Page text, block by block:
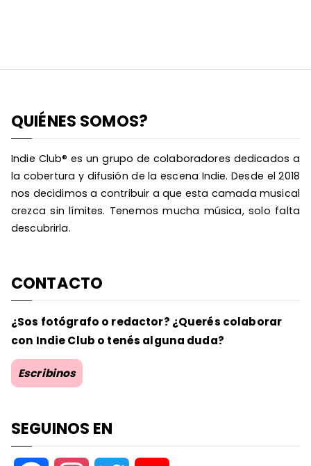
QUIÉNES SOMOS?
Indie Club® es un grupo de colaboradores dedicados a
la cobertura y difusión de la escena Indie. Desde el 2018
nos decidimos a contribuir a que esta camada musical
crezca sin límites. Tenemos mucha música, solo falta
descubrirla.
CONTACTO
¿Sos fotógrafo o redactor? ¿Querés colaborar
con Indie Club o tenés alguna duda?
Escribinos
SEGUINOS EN